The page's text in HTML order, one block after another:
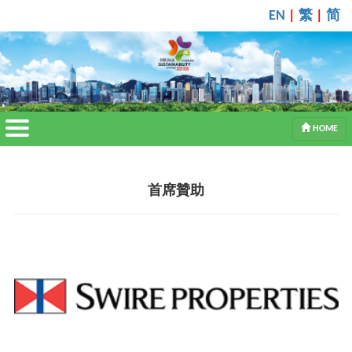
EN 繁 简
HOME
首席贊助